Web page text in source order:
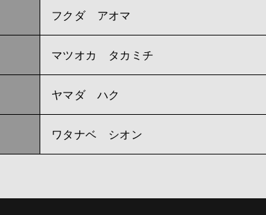
フクダ アオマ
マツオカ タカミチ
ヤマダ ハク
ワタナベ シオン